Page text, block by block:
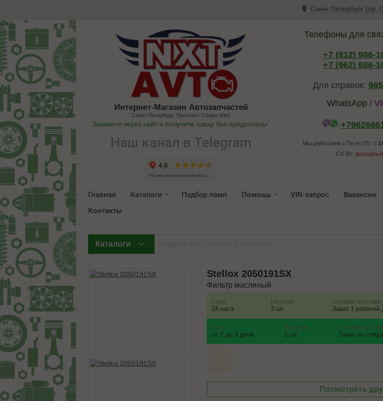
Санкт Петербург (пр.
Интернет-Магазин Автозапчастей
Санкт-Петербург, Проспект Славы 40к1
Закажите через сайт и получите товар без предоплаты*
Наш канал в Telegram
Телефоны для
+7 (812) 986-
+7 (962) 686-
Для справок:
WhatsApp /
Мы работаем с Пн по Пт: с
Сб-Вс:
Главная Каталоги Подбор ламп Помощь VIN-запрос Вакансии
Контакты
Каталоги
Stellox 2050191SX
Фильтр масляный
Срок
24 часа
Наличие
3 шт.
Условие поставки
Заказ 1 рабочий
Срок
от 2 до 3 дней
Наличие
1 шт.
Условие
Заказ на
Посмотреть